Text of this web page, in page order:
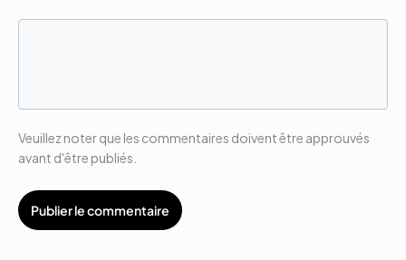
Veuillez noter que les commentaires doivent être approuvés
avant d'être publiés.